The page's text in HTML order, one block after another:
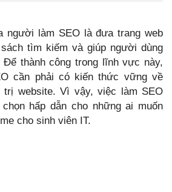
người làm SEO là đưa trang web
sách tìm kiếm và giúp người dùng
Để thành công trong lĩnh vực này,
cần phải có kiến thức vững về
trị website. Vì vậy, việc làm SEO
hấp dẫn cho những ai muốn
cho sinh viên IT.